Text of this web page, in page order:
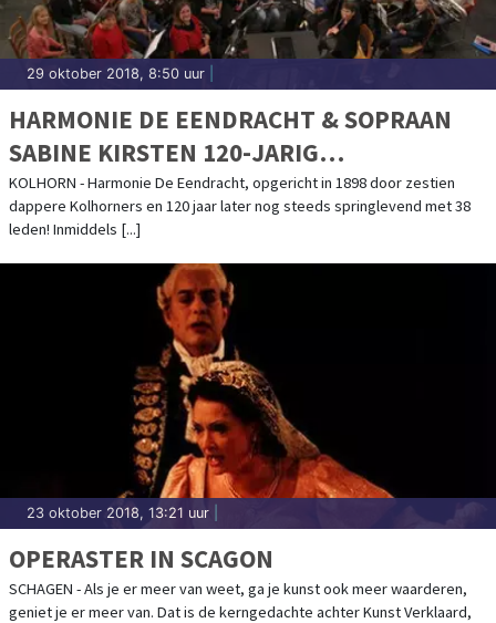
29 oktober 2018, 8:50 uur
HARMONIE DE EENDRACHT & SOPRAAN
SABINE KIRSTEN 120-JARIG
JUBILEUMCONCERT
KOLHORN - Harmonie De Eendracht, opgericht in 1898 door zestien
dappere Kolhorners en 120 jaar later nog steeds springlevend met 38
leden! Inmiddels [...]
23 oktober 2018, 13:21 uur
OPERASTER IN SCAGON
SCHAGEN - Als je er meer van weet, ga je kunst ook meer waarderen,
geniet je er meer van. Dat is de kerngedachte achter Kunst Verklaard,